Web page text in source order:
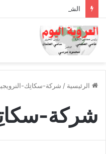
الرئيسية / شركة-سكاتِك-
شركة-